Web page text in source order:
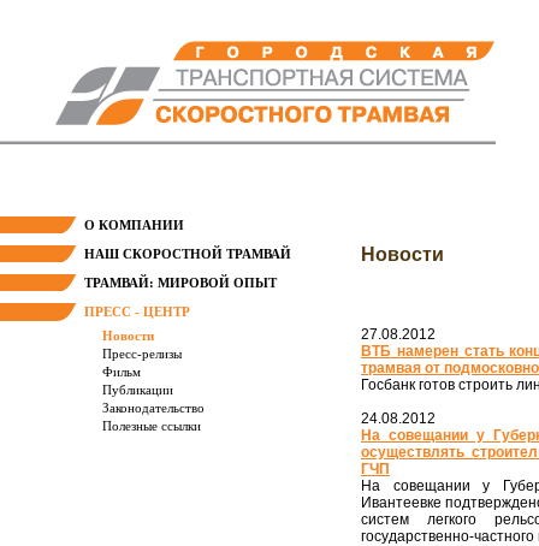
О КОМПАНИИ
НАШ СКОРОСТНОЙ ТРАМВАЙ
ТРАМВАЙ: МИРОВОЙ ОПЫТ
ПРЕСС - ЦЕНТР
Новости
Пресс-релизы
Фильм
Публикации
Законодательство
Полезные ссылки
Новости
27.08.2012
ВТБ намерен стать
трамвая от
Госбанк готов строить
24.08.2012
На совещании у
осуществлять
ГЧП
На совещании у
Ивантеевке
систем легкого
государственно-